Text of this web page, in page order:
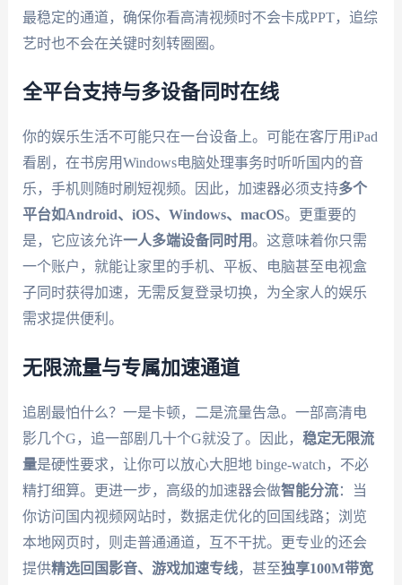
最稳定的通道，确保你看高清视频时不会卡成PPT，追综
艺时也不会在关键时刻转圈圈。
全平台支持与多设备同时在线
你的娱乐生活不可能只在一台设备上。可能在客厅用iPad
看剧，在书房用Windows电脑处理事务时听听国内的音
乐，手机则随时刷短视频。因此，加速器必须支持多个
平台如Android、iOS、Windows、macOS。更重要的
是，它应该允许一人多端设备同时用。这意味着你只需
一个账户，就能让家里的手机、平板、电脑甚至电视盒
子同时获得加速，无需反复登录切换，为全家人的娱乐
需求提供便利。
无限流量与专属加速通道
追剧最怕什么？一是卡顿，二是流量告急。一部高清电
影几个G，追一部剧几十个G就没了。因此， 稳定无限流
量是硬性要求，让你可以放心大胆地 binge-watch，不必
精打细算。更进一步，高级的加速器会做智能分流：当
你访问国内视频网站时，数据走优化的回国线路；浏览
本地网页时，则走普通通道，互不干扰。更专业的还会
提供精选回国影音、游戏加速专线，甚至独享100M带宽